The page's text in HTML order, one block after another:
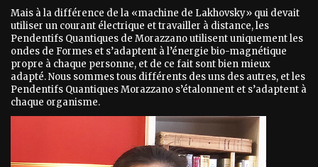
Mais à la différence de la «machine de Lakhovsky» qui devait
utiliser un courant électrique et travailler à distance, les
Pendentifs Quantiques de Morazzano utilisent uniquement les
ondes de Formes et s’adaptent à l’énergie bio-magnétique
propre à chaque personne, et de ce fait sont bien mieux
adapté. Nous sommes tous différents des uns des autres, et les
Pendentifs Quantiques Morazzano s’étalonnent et s’adaptent à
chaque organisme.